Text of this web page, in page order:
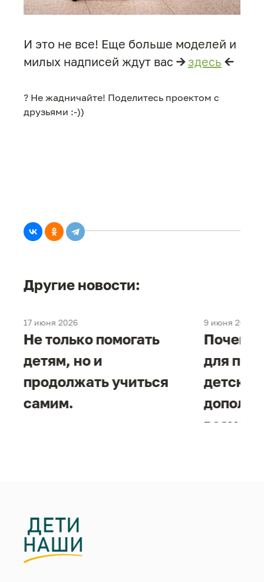
И это не все! Еще больше моделей и
милых надписей ждут вас → здесь ←
? Не жадничайте! Поделитесь проектом с
друзьями :-))
Другие новости:
17 июня 2026
Не только помогать
детям, но и
продолжать учиться
самим.
9 июня 2026
Почему
для